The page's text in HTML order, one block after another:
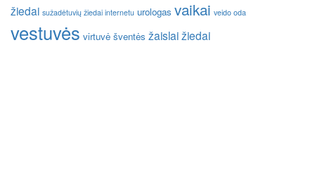
žiedai sužadėtuvių žiedai internetu urologas vaikai veido oda
vestuvės virtuvė šventės žaislaižiedai